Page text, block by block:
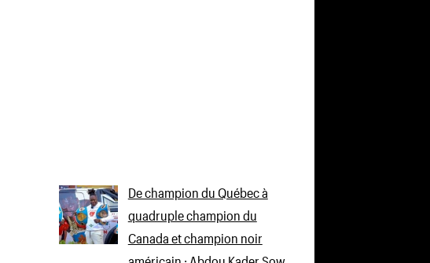
De champion du Québec à
quadruple champion du
Canada et champion noir